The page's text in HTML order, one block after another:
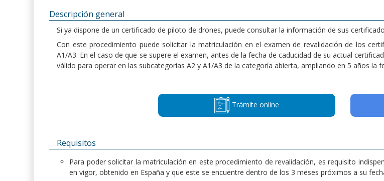
Descripción general
Si ya dispone de un certificado de piloto de drones, puede consultar la información de sus
Con este procedimiento puede solicitar la matriculación en el examen de revalidación de los
A1/A3. En el caso de que se supere el examen, antes de la fecha de caducidad de su actual
válido para operar en las subcategorías A2 y A1/A3 de la categoría abierta, ampliando en 5 años la
Trámite online
Requisitos
Para poder solicitar la matriculación en este procedimiento de revalidación, es requisito
en vigor, obtenido en España y que este se encuentre dentro de los 3 meses próximos a su